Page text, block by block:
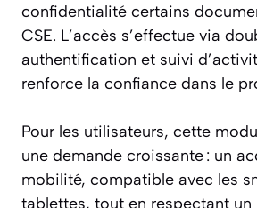
confidentialité certains
CSE. L’accès s’effectue via
authentification et suivi
renforce la confiance dans le
Pour les utilisateurs, cette
une demande croissante : un
mobilité, compatible avec les
tablettes, tout en respectant un